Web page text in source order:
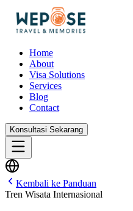
Home
About
Visa Solutions
Services
Blog
Contact
Konsultasi Sekarang
Kembali ke Panduan
Tren Wisata Internasional